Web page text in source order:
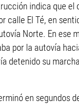
indica que el
calle El Té, en
Norte. En ese
por la autovía
detenido su
en segundos